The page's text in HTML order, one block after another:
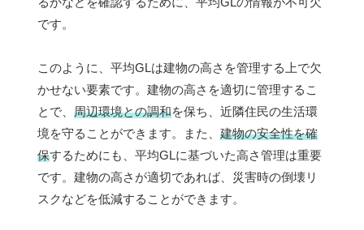
です。
このように、平均GLは建物の高さを管理する上で欠
かせない要素です。建物の高さを適切に管理するこ
とで、 周辺環境との調和を保ち、近隣住民の生活環
境を守ることができます。また、 建物の安全性を確
保するためにも、平均GLに基づいた高さ管理は重要
です。建物の高さが適切であれば、災害時の倒壊リ
スクなどを低減することができます。